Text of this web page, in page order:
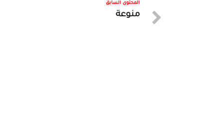
المحتوى السابق
منوعة